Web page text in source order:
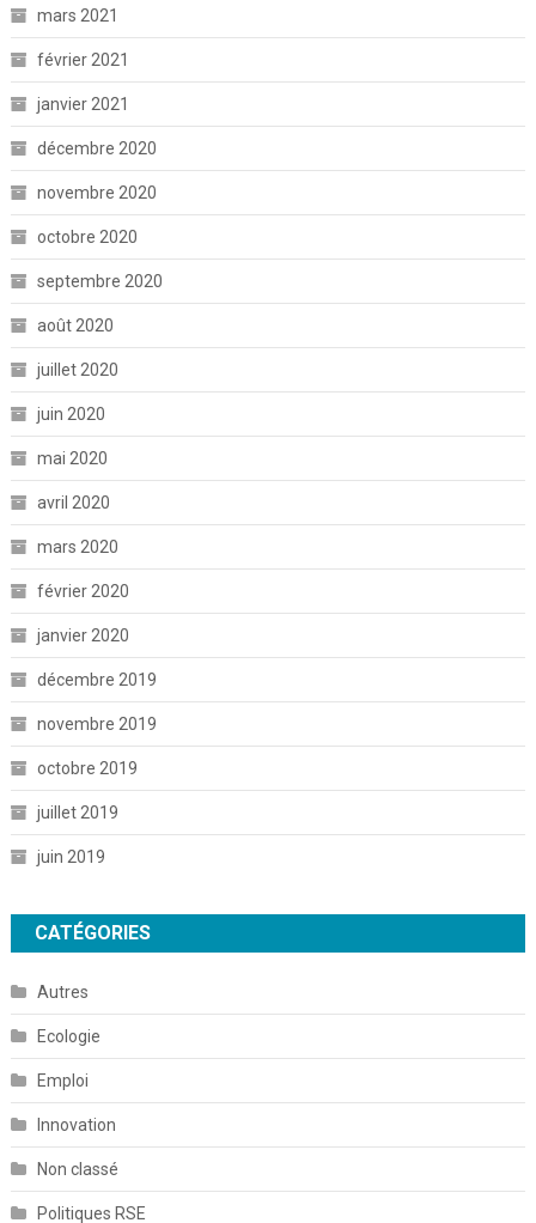
mars 2021
février 2021
janvier 2021
décembre 2020
novembre 2020
octobre 2020
septembre 2020
août 2020
juillet 2020
juin 2020
mai 2020
avril 2020
mars 2020
février 2020
janvier 2020
décembre 2019
novembre 2019
octobre 2019
juillet 2019
juin 2019
CATÉGORIES
Autres
Ecologie
Emploi
Innovation
Non classé
Politiques RSE